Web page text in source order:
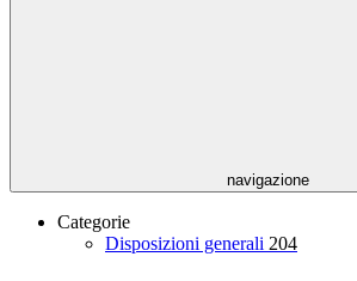
navigazione
Categorie
Disposizioni generali 204